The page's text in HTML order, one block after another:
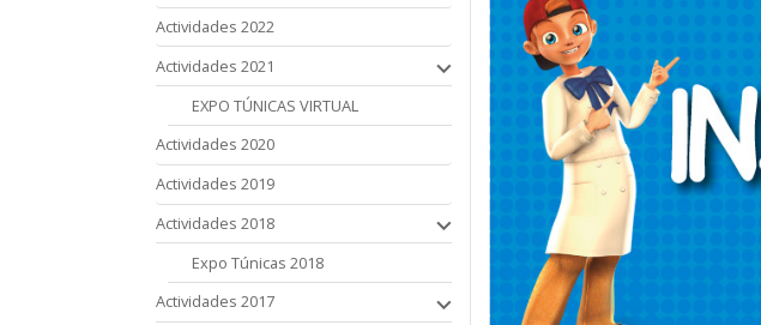
Actividades 2022
Actividades 2021
EXPO TÚNICAS VIRTUAL
Actividades 2020
Actividades 2019
Actividades 2018
Expo Túnicas 2018
Actividades 2017